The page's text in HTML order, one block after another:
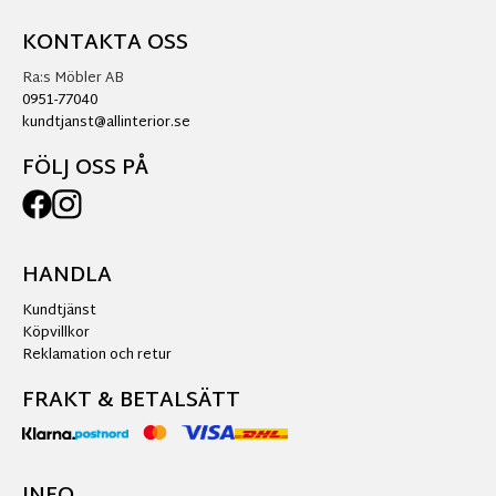
KONTAKTA OSS
Ra:s Möbler AB
0951-77040
kundtjanst@allinterior.se
FÖLJ OSS PÅ
HANDLA
Kundtjänst
Köpvillkor
Reklamation och retur
FRAKT & BETALSÄTT